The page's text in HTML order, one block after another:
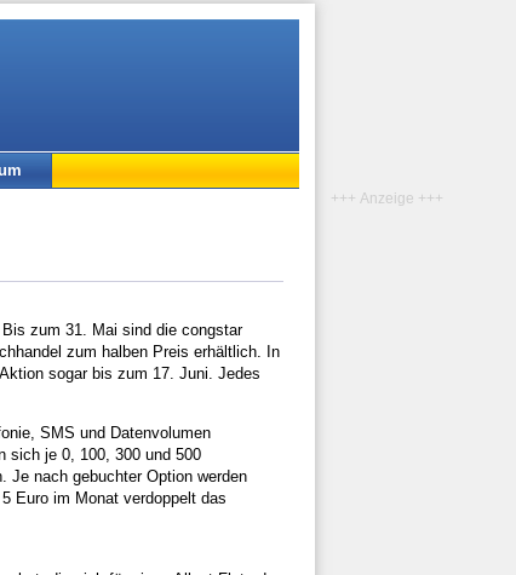
zum 31. Mai sind die congstar
zum halben Preis erhältlich. In
sogar bis zum 17. Juni. Jedes
SMS und Datenvolumen
sich je 0, 100, 300 und 500
Je nach gebuchter Option werden
Euro im Monat verdoppelt das
+++ Anzeige +++